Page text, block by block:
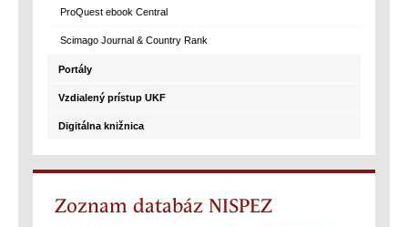
ProQuest ebook Central
Scimago Journal & Country Rank
Portály
Vzdialený prístup UKF
Digitálna knižnica
Zoznam databáz NISPEZ